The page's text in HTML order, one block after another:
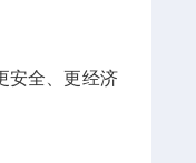
安全、更经济